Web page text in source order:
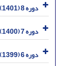
دوره 8 (1401)
دوره 7 (1400)
دوره 6 (1399)